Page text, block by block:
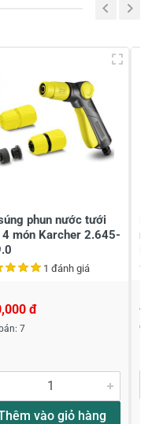
-
phẩm
phun nước tưới
món Karcher 2.645-
1 đánh giá
đ
7
vào giỏ hàng